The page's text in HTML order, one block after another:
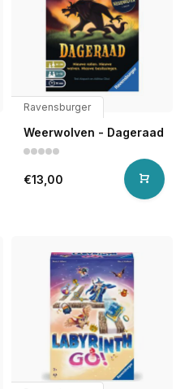
Ravensburger
Weerwolven - Dageraad
€13,00